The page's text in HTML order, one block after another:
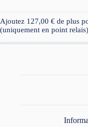
Ajoutez 127,00 € de plus
(uniquement en point